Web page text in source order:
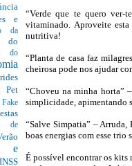
e
da
do
do
Pet
Fake
de
e
INSS
“Verde que te quero ver-
vitaminado. Aproveite
nutritiva!
“Planta de casa faz
cheirosa pode nos ajudar
“Choveu na minha horta”
simplicidade, apimentando
“Salve Simpatia” –
boas energias com esse trio
É possível encontrar os kits